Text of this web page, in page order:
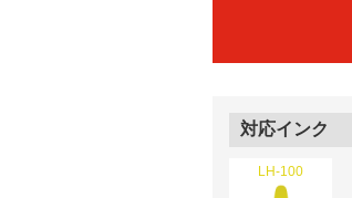
対応インク
LH-100